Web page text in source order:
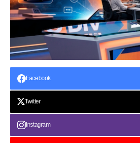
Facebook
Twitter
Instagram